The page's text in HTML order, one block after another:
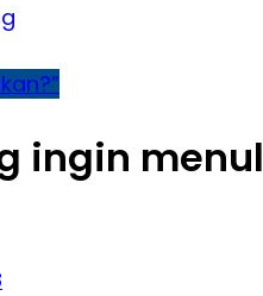
ingin